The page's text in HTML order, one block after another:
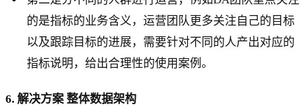
的是指标的业务含义，运营团队更多关注自己的目标
以及跟踪目标的进展，需要针对不同的人产出对应的
指标说明，给出合理性的使用案例。
6. 解决方案 整体数据架构